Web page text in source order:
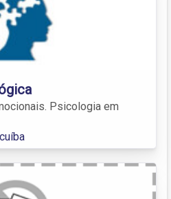
Psicologia em